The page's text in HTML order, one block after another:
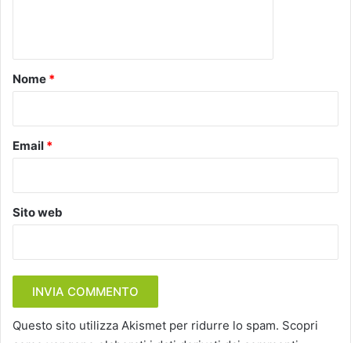
o
Nome *
Email *
Sito web
Questo sito utilizza Akismet per ridurre lo spam. Scopri